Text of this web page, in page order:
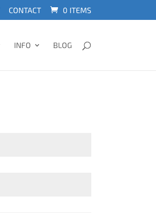
CONTACT 0 ITEMS
INFO BLOG